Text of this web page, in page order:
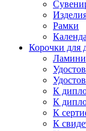
Рамки
Корочки для
К
К
К
К